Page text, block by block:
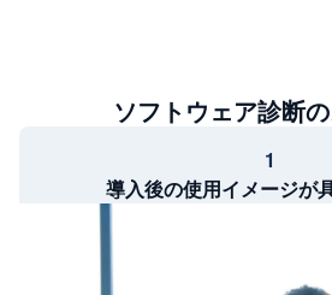
ソフトウェア診断
1
導入後の使用イメージが